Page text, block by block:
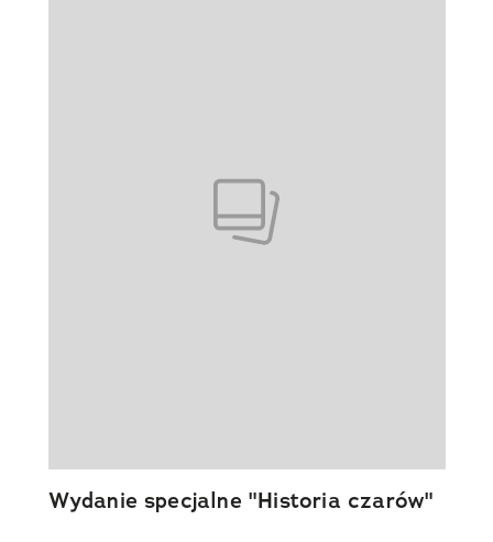
Wydanie specjalne "Historia czarów"